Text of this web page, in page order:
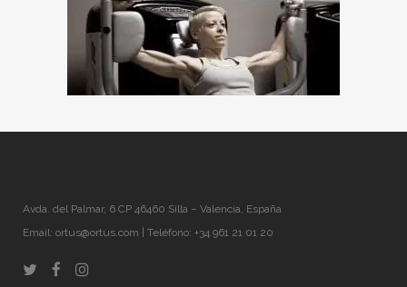
Avda. del Palmar, 6 CP 46460 Silla – Valencia, España
Email: ortus@ortus.com | Teléfono: +34 961 21 01 20